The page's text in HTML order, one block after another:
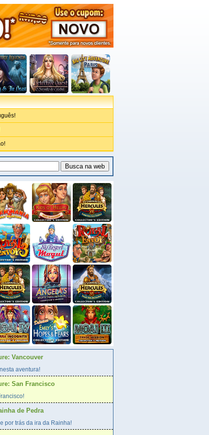
Vancouver
aventura!
San Francisco
de Pedra
por trás da ira da Rainha!